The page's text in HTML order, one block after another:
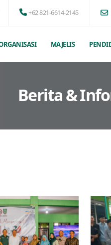
+62 821-6614-2145
MAJELIS
Berita &